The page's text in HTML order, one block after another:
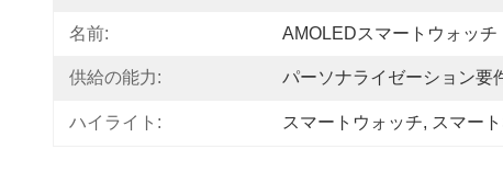
名前: AMOLEDスマートウォッチ
供給の能力: パーソナライゼーション要
ハイライト: スマートウォッチ, スマー